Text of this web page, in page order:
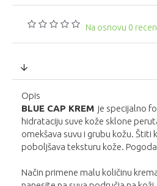
Na osnovu 0
Opis
BLUE CAP KREM je specijalno
hidrataciju suve kože sklone
omekšava suvu i grubu kožu. Štiti
poboljšava teksturu kože. Pogod
Način primene malu količinu krem